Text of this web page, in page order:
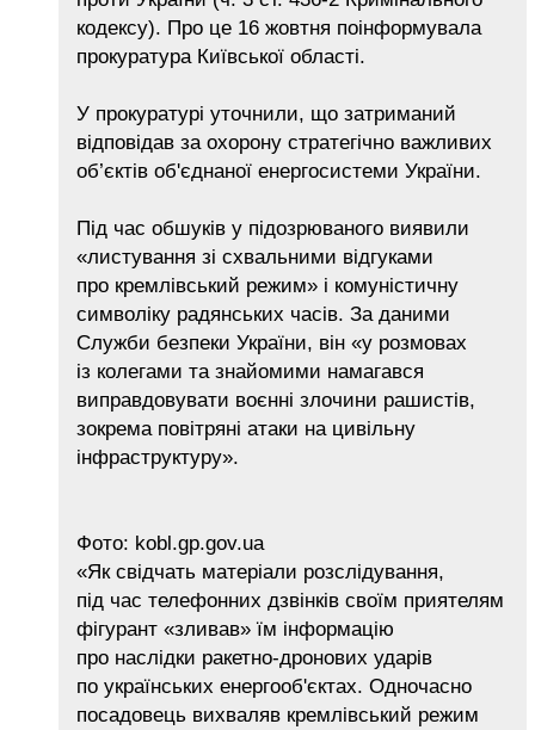
кодексу). Про це 16 жовтня поінформувала
прокуратура Київської області.
У прокуратурі уточнили, що затриманий
відповідав за охорону стратегічно важливих
об’єктів об'єднаної енергосистеми України.
Під час обшуків у підозрюваного виявили
«листування зі схвальними відгуками
про кремлівський режим» і комуністичну
символіку радянських часів. За даними
Служби безпеки України, він «у розмовах
із колегами та знайомими намагався
виправдовувати воєнні злочини рашистів,
зокрема повітряні атаки на цивільну
інфраструктуру».
Фото: kobl.gp.gov.ua
«Як свідчать матеріали розслідування,
під час телефонних дзвінків своїм приятелям
фігурант «зливав» їм інформацію
про наслідки ракетно-дронових ударів
по українських енергооб'єктах. Одночасно
посадовець вихваляв кремлівський режим